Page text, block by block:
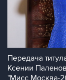
Передача
Ксении
"Мисс Москва-